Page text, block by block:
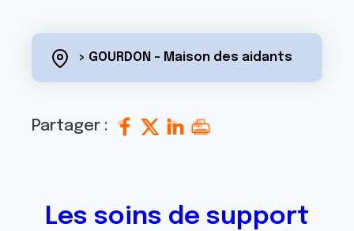
> GOURDON - Maison des aidants
Partager :
Les soins de support